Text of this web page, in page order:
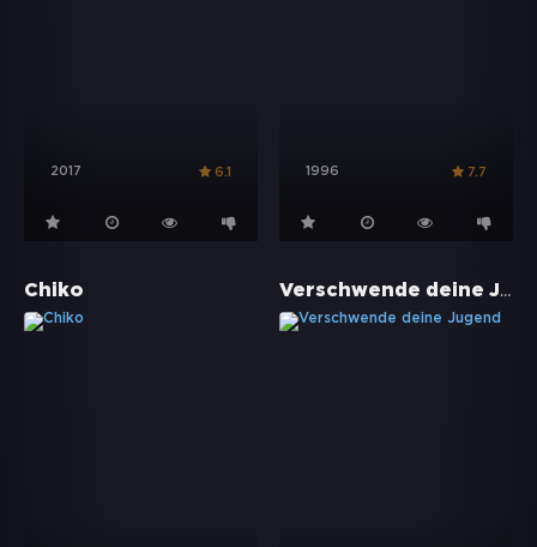
2017 6.1 1996 7.7
Chiko Verschwende deine Jugend